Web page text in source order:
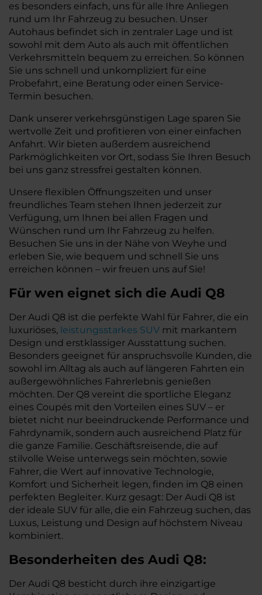
es besonders einfach, uns für alle Ihre Anliegen
rund um Ihr Fahrzeug zu besuchen. Unser
Autohaus befindet sich in zentraler Lage und ist
sowohl mit dem Auto als auch mit öffentlichen
Verkehrsmitteln bequem zu erreichen. So können
Sie uns schnell und unkompliziert für eine
Probefahrt, eine Beratung oder einen Service-
Termin besuchen.
Dank unserer verkehrsgünstigen Lage sparen Sie
wertvolle Zeit und profitieren von einer einfachen
Anfahrt. Wir bieten außerdem ausreichend
Parkmöglichkeiten vor Ort, sodass Sie Ihren Besuch
bei uns ganz stressfrei gestalten können.
Unsere flexiblen Öffnungszeiten und unser
freundliches Team stehen Ihnen jederzeit zur
Verfügung, um Ihnen bei allen Fragen und
Wünschen rund um Ihr Fahrzeug zu helfen.
Besuchen Sie uns in der Nähe von Weyhe und
erleben Sie, wie bequem und schnell Sie uns
erreichen können – wir freuen uns auf Sie!
Für wen eignet sich die Audi Q8
Der Audi Q8 ist die perfekte Wahl für Fahrer, die ein
luxuriöses, leistungsstarkes SUV mit markantem
Design und erstklassiger Ausstattung suchen.
Besonders geeignet für anspruchsvolle Kunden, die
sowohl im Alltag als auch auf längeren Fahrten ein
außergewöhnliches Fahrerlebnis genießen
möchten. Der Q8 vereint die sportliche Eleganz
eines Coupés mit den Vorteilen eines SUV – er
bietet nicht nur beeindruckende Performance und
Fahrdynamik, sondern auch ausreichend Platz für
die ganze Familie. Geschäftsreisende, die auf
stilvolle Weise unterwegs sein möchten, sowie
Fahrer, die Wert auf innovative Technologie,
Komfort und Sicherheit legen, finden im Q8 einen
perfekten Begleiter. Kurz gesagt: Der Audi Q8 ist
der ideale SUV für alle, die ein Fahrzeug suchen, das
Luxus, Leistung und Design auf höchstem Niveau
kombiniert.
Besonderheiten des Audi Q8:
Der Audi Q8 besticht durch ihre einzigartige